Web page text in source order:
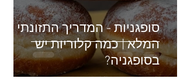
סופגניות - המדריך התזונתי
המלא | כמה קלוריות יש
בסופגניה?